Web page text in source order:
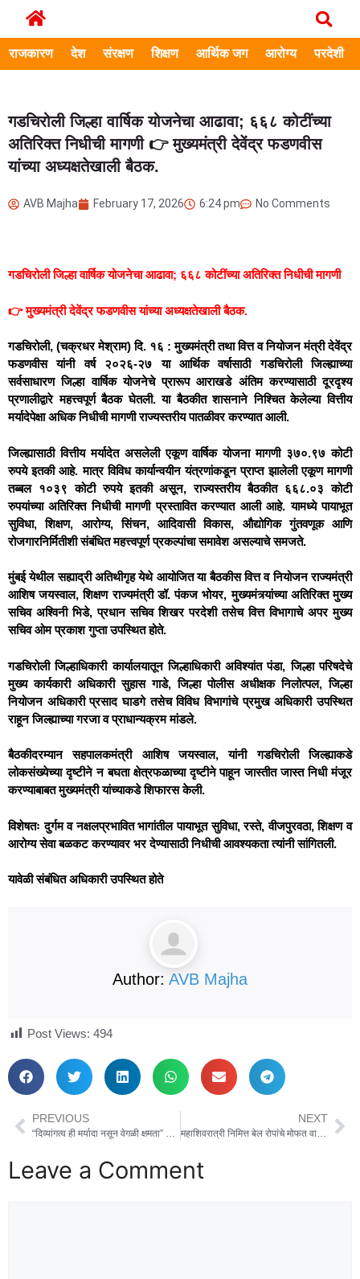
राजकारण देश संरक्षण शिक्षण आर्थिक जग आरोग्य परदेशी
गडचिरोली जिल्हा वार्षिक योजनेचा आढावा; ६६८ कोटींच्या
अतिरिक्त निधीची मागणी 👉 मुख्यमंत्री देवेंद्र फडणवीस
यांच्या अध्यक्षतेखाली बैठक.
AVB Majha February 17, 2026 6:24 pm No Comments
गडचिरोली जिल्हा वार्षिक योजनेचा आढावा; ६६८ कोटींच्या अतिरिक्त निधीची मागणी
👉 मुख्यमंत्री देवेंद्र फडणवीस यांच्या अध्यक्षतेखाली बैठक.
गडचिरोली, (चक्रधर मेश्राम) दि. १६ : मुख्यमंत्री तथा वित्त व नियोजन मंत्री देवेंद्र
फडणवीस यांनी वर्ष २०२६-२७ या आर्थिक वर्षासाठी गडचिरोली जिल्ह्याच्या
सर्वसाधारण जिल्हा वार्षिक योजनेचे प्रारूप आराखडे अंतिम करण्यासाठी दूरदृश्य
प्रणालीद्वारे महत्त्वपूर्ण बैठक घेतली. या बैठकीत शासनाने निश्चित केलेल्या वित्तीय
मर्यादेपेक्षा अधिक निधीची मागणी राज्यस्तरीय पातळीवर करण्यात आली.
जिल्ह्यासाठी वित्तीय मर्यादेत असलेली एकूण वार्षिक योजना मागणी ३७०.९७ कोटी
रुपये इतकी आहे. मात्र विविध कार्यान्वयीन यंत्रणांकडून प्राप्त झालेली एकूण मागणी
तब्बल १०३९ कोटी रुपये इतकी असून, राज्यस्तरीय बैठकीत ६६८.०३ कोटी
रुपयांच्या अतिरिक्त निधीची मागणी प्रस्तावित करण्यात आली आहे. यामध्ये पायाभूत
सुविधा, शिक्षण, आरोग्य, सिंचन, आदिवासी विकास, औद्योगिक गुंतवणूक आणि
रोजगारनिर्मितीशी संबंधित महत्त्वपूर्ण प्रकल्पांचा समावेश असल्याचे समजते.
मुंबई येथील सह्याद्री अतिथीगृह येथे आयोजित या बैठकीस वित्त व नियोजन राज्यमंत्री
आशिष जयस्वाल, शिक्षण राज्यमंत्री डॉ. पंकज भोयर, मुख्यमंत्र्यांच्या अतिरिक्त मुख्य
सचिव अश्विनी भिडे, प्रधान सचिव शिखर परदेशी तसेच वित्त विभागाचे अपर मुख्य
सचिव ओम प्रकाश गुप्ता उपस्थित होते.
गडचिरोली जिल्हाधिकारी कार्यालयातून जिल्हाधिकारी अविश्यांत पंडा, जिल्हा परिषदेचे
मुख्य कार्यकारी अधिकारी सुहास गाडे, जिल्हा पोलीस अधीक्षक निलोत्पल, जिल्हा
नियोजन अधिकारी प्रसाद घाडगे तसेच विविध विभागांचे प्रमुख अधिकारी उपस्थित
राहून जिल्ह्याच्या गरजा व प्राधान्यक्रम मांडले.
बैठकीदरम्यान सहपालकमंत्री आशिष जयस्वाल, यांनी गडचिरोली जिल्ह्याकडे
लोकसंख्येच्या दृष्टीने न बघता क्षेत्रफळाच्या दृष्टीने पाहून जास्तीत जास्त निधी मंजूर
करण्याबाबत मुख्यमंत्री यांच्याकडे शिफारस केली.
विशेषतः दुर्गम व नक्षलप्रभावित भागांतील पायाभूत सुविधा, रस्ते, वीजपुरवठा, शिक्षण व
आरोग्य सेवा बळकट करण्यावर भर देण्यासाठी निधीची आवश्यकता त्यांनी सांगितली.
यावेळी संबंधित अधिकारी उपस्थित होते
Author: AVB Majha
Post Views: 494
PREVIOUS
“दिव्यांगत्व ही मर्यादा नसून वेगळी क्षमता” — अमोलभाऊ भागवत यांचे प्रेरणादायी आवाहन
NEXT
महाशिवरात्री निमित्त बेल रोपांचे मोफत वाटप; पर्यावरण संवर्धनाचा दृढ संकल्प
Leave a Comment